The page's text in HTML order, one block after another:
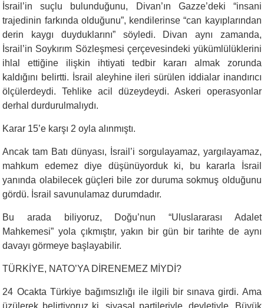
İsrail’in suçlu bulunduğunu, Divan’ın Gazze’deki “insani
trajedinin farkında olduğunu”, kendilerinse “can kayıplarından
derin kaygı duyduklarını” söyledi. Divan aynı zamanda,
İsrail’in Soykırım Sözleşmesi çerçevesindeki yükümlülüklerini
ihlal ettiğine ilişkin ihtiyati tedbir kararı almak zorunda
kaldığını belirtti. İsrail aleyhine ileri sürülen iddialar inandırıcı
ölçülerdeydi. Tehlike acil düzeydeydi. Askeri operasyonlar
derhal durdurulmalıydı.
Karar 15’e karşı 2 oyla alınmıştı.
Ancak tam Batı dünyası, İsrail’i sorgulayamaz, yargılayamaz,
mahkum edemez diye düşünüyorduk ki, bu kararla İsrail
yanında olabilecek güçleri bile zor duruma sokmuş olduğunu
gördü. İsrail savunulamaz durumdadır.
Bu arada biliyoruz, Doğu’nun “Uluslararası Adalet
Mahkemesi” yola çıkmıştır, yakın bir gün bir tarihte de aynı
davayı görmeye başlayabilir.
TÜRKİYE, NATO’YA DİRENEMEZ MİYDİ?
24 Ocakta Türkiye bağımsızlığı ile ilgili bir sınava girdi. Ama
üzülerek belirtiyoruz ki, siyasal partileriyle, devletiyle, Büyük